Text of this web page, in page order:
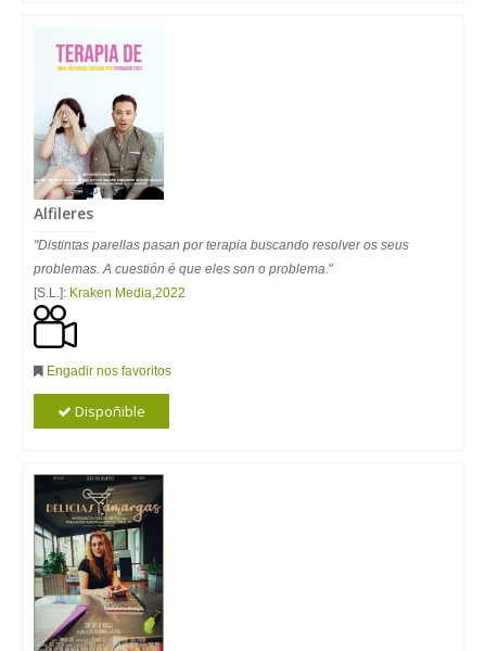
Alfileres
"Distintas parellas pasan por terapia buscando resolver os seus
problemas. A cuestión é que eles son o problema."
[S.L.]: Kraken Media,2022
Engadir nos favoritos
Dispoñible